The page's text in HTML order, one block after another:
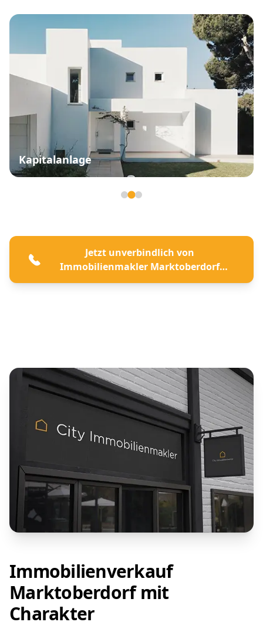
Kapitalanlage
Jetzt unverbindlich von
Immobilienmakler Marktoberdorf
beraten lassen
Immobilienverkauf
Marktoberdorf mit
Charakter